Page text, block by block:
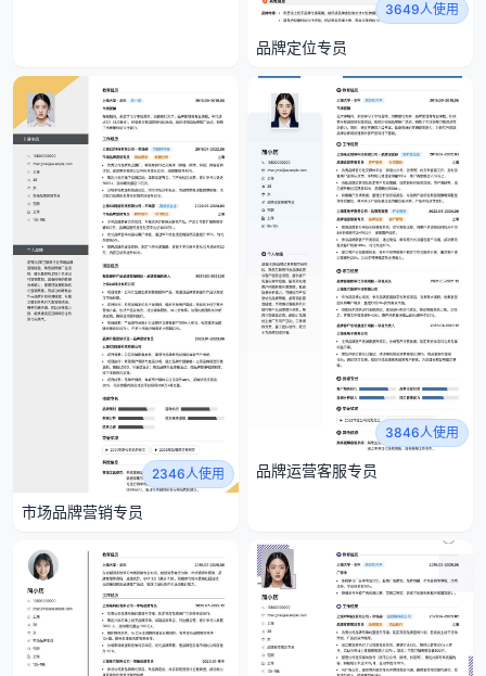
3649人使用
品牌定位专员
2346人使用
市场品牌营销专员
3846人使用
品牌运营客服专员